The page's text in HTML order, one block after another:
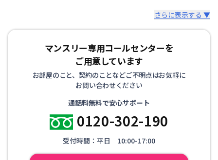
さらに表示する ▼
マンスリー専用コールセンターを
ご用意しています
お部屋のこと、契約のことなどご不明点はお気軽に
お問い合わせください
通話料無料で安心サポート
0120-302-190
受付時間：平日 10:00-17:00